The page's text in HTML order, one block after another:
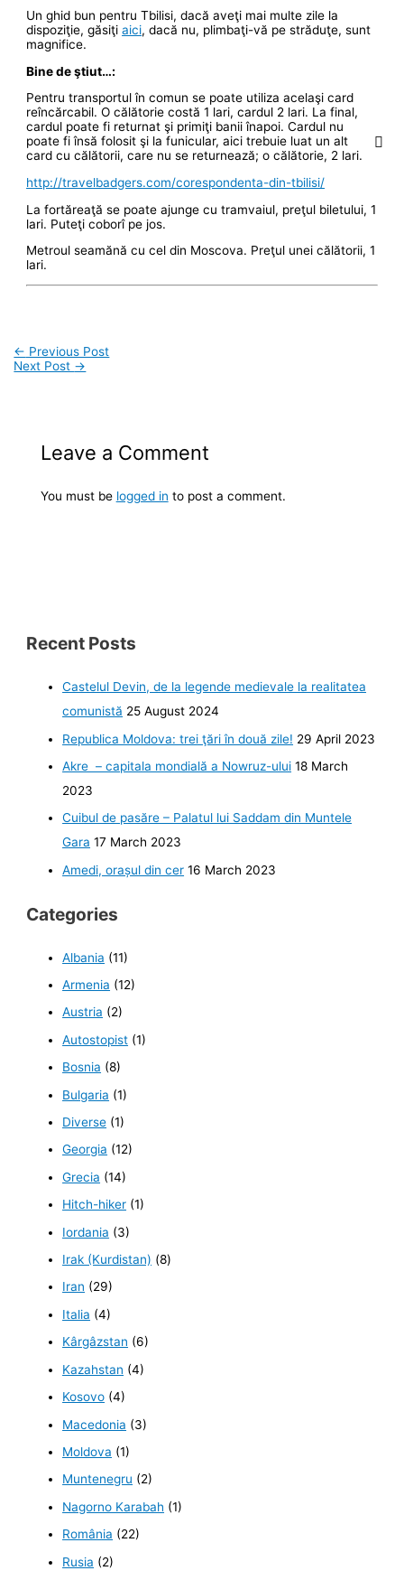
Un ghid bun pentru Tbilisi, dacă aveţi mai multe zile la
dispoziţie, găsiţiaici, dacă nu, plimbaţi-vă pe străduţe, sunt
magnifice.
Bine de ştiut…:
Pentru transportul în comun se poate utiliza acelaşi card
reîncărcabil. O călătorie costă 1 lari, cardul 2 lari. La final,
cardul poate fi returnat şi primiţi banii înapoi. Cardul nu
poate fi însă folosit şi la funicular, aici trebuie luat un alt
card cu călătorii, care nu se returnează; o călătorie, 2 lari.
http://travelbadgers.com/corespondenta-din-tbilisi/
La fortăreaţă se poate ajunge cu tramvaiul, preţul biletului, 1
lari. Puteţi coborî pe jos.
Metroul seamănă cu cel din Moscova. Preţul unei călătorii, 1
lari.
← Previous Post
Next Post →
Leave a Comment
You must be logged in to post a comment.
Recent Posts
Castelul Devin, de la legende medievale la realitatea
comunistă 25 August 2024
Republica Moldova: trei ţări în două zile! 29 April 2023
Akre – capitala mondială a Nowruz-ului 18 March
2023
Cuibul de pasăre – Palatul lui Saddam din Muntele
Gara 17 March 2023
Amedi, orașul din cer 16 March 2023
Categories
Albania (11)
Armenia (12)
Austria (2)
Autostopist (1)
Bosnia (8)
Bulgaria (1)
Diverse (1)
Georgia (12)
Grecia (14)
Hitch-hiker (1)
Iordania (3)
Irak (Kurdistan) (8)
Iran (29)
Italia (4)
Kârgâzstan (6)
Kazahstan (4)
Kosovo (4)
Macedonia (3)
Moldova (1)
Muntenegru (2)
Nagorno Karabah (1)
România (22)
Rusia (2)